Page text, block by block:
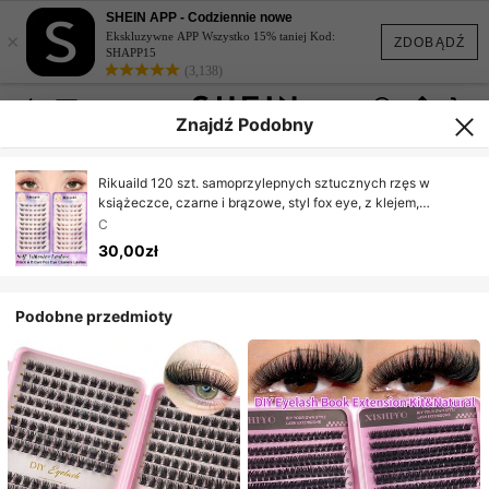
ZDOBĄDŹ
×
SHEIN APP - Codziennie nowe
Ekskluzywne APP Wszystko 15% taniej Kod:
SHAPP15
(3,138)
Znajdź Podobny
Rikuaild 120 szt. samoprzylepnych sztucznych rzęs w
książeczce, czarne i brązowe, styl fox eye, z klejem,
mieszane 2 kolory, miękkie i lekkie, niezbędne w podróży,
odpowiednie dla początkujących
C
30,00zł
Podobne przedmioty